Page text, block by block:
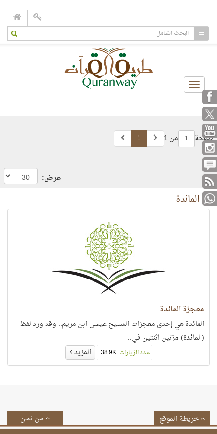
Toggle
navigation
صفحة 1 من 1 1
عرض:
5- المائدة
معجزة المائدة
المائدة هي إحدى معجزات المسيح عيسى ابن مريم.. وقد ورد لفظ
(المائدة) مرّتين اثنتين في..
عدد الزيارات:38.9K المزيد
من نحن خريطة الموقع